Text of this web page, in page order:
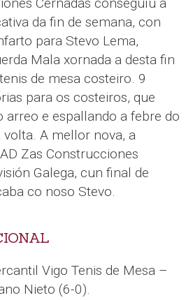
da fin de semana, con
para Stevo Lema,
Mala xornada a desta fin
de mesa costeiro. 9
para os costeiros, que
arreo e espallando a febre do
A mellor nova, a
Zas Construcciones
Galega, cun final de
co noso Stevo.
Vigo Tenis de Mesa –
Nieto (6-0).